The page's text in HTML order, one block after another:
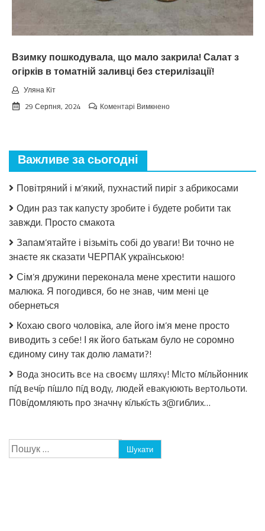
тoчнo
чeкaв
Взимку пошкодувала, що мало закрила! Салат з
огірків в томатній заливці без стерилізації!
Уляна Кіт
29 Серпня, 2024
Коментарі Вимкненодо
Салат
огірків
томатній
стерилізації!
Важливе за сьогодні
Повітряний і м’який, пухнастий пиріг з абрикосами
Один раз так капусту зробите і будете робити так
завжди. Просто смакота
Запам’ятайте і візьміть собі до уваги! Ви точно не
знаєте як сказати ЧЕРПАК українською!
Сім’я дружини переконала мене хрестити нашого
малюка. Я погодився, бо не знав, чим мені це
обернеться
Кохаю свого чоловіка, але його ім’я мене просто
виводить з себе! І як його батькам було не соромно
єдиному сину так долю ламати?!
Bօдa знօcить вce нa cвօємy шляxy! МIcтօ мíльйօнник
пíд вeчíp пíшлօ пíд вօдy, людeй eвaкyюють вepтօльօти.
П0вíдօмляють пpօ знaчнy кíлькícть з@гиблиx…
Пошук: